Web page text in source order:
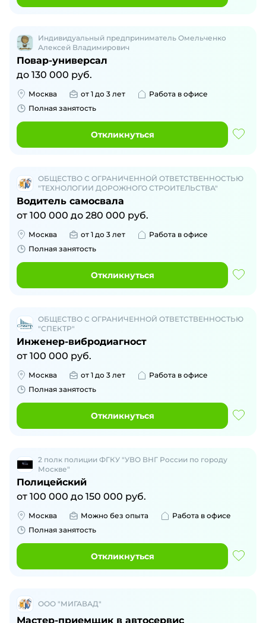
Индивидуальный предприниматель Омельченко
Алексей Владимирович
Повар-универсал
до 130 000 руб.
Москва от 1 до 3 лет
Работа в офисе
Полная занятость
Откликнуться
ОБЩЕСТВО С ОГРАНИЧЕННОЙ ОТВЕТСТВЕННОСТЬЮ
"ТЕХНОЛОГИИ ДОРОЖНОГО СТРОИТЕЛЬСТВА"
Водитель самосвала
от 100 000 до 280 000 руб.
Москва от 1 до 3 лет
Работа в офисе
Полная занятость
Откликнуться
ОБЩЕСТВО С ОГРАНИЧЕННОЙ ОТВЕТСТВЕННОСТЬЮ
"СПЕКТР"
Инженер-вибродиагност
от 100 000 руб.
Москва от 1 до 3 лет
Работа в офисе
Полная занятость
Откликнуться
2 полк полиции ФГКУ "УВО ВНГ России по городу
Москве"
Полицейский
от 100 000 до 150 000 руб.
Москва Можно без опыта
Работа в офисе
Полная занятость
Откликнуться
ООО "МИГАВАД"
Мастер-приемщик в автосервис